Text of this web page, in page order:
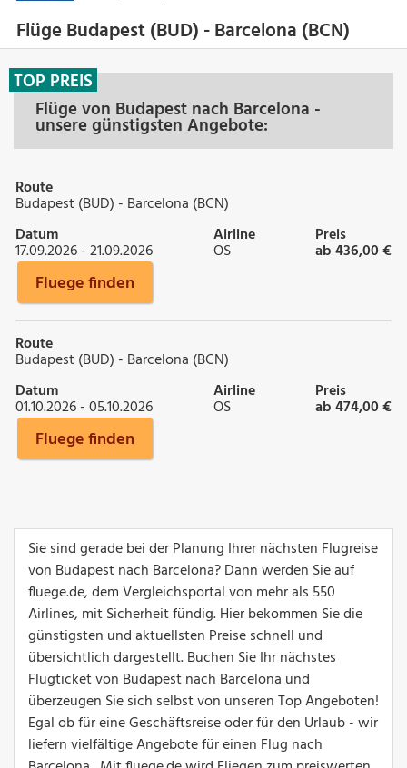
Flüge Budapest (BUD) - Barcelona (BCN)
Flüge von Budapest nach Barcelona -
unsere günstigsten Angebote:
TOP PREIS
Route
Budapest (BUD) - Barcelona (BCN)
Datum
17.09.2026 - 21.09.2026
Airline
OS
Preis
ab 436,00 €
Fluege finden
Route
Budapest (BUD) - Barcelona (BCN)
Datum
01.10.2026 - 05.10.2026
Airline
OS
Preis
ab 474,00 €
Fluege finden
Sie sind gerade bei der Planung Ihrer nächsten Flugreise
von Budapest nach Barcelona? Dann werden Sie auf
fluege.de, dem Vergleichsportal von mehr als 550
Airlines, mit Sicherheit fündig. Hier bekommen Sie die
günstigsten und aktuellsten Preise schnell und
übersichtlich dargestellt. Buchen Sie Ihr nächstes
Flugticket von Budapest nach Barcelona und
überzeugen Sie sich selbst von unseren Top Angeboten!
Egal ob für eine Geschäftsreise oder für den Urlaub - wir
liefern vielfältige Angebote für einen Flug nach